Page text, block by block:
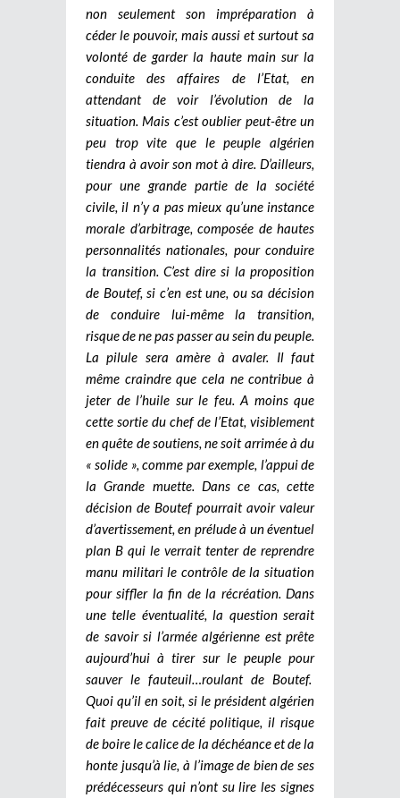
non seulement son impréparation à
céder le pouvoir, mais aussi et surtout sa
volonté de garder la haute main sur la
conduite des affaires de l’Etat, en
attendant de voir l’évolution de la
situation. Mais c’est oublier peut-être un
peu trop vite que le peuple algérien
tiendra à avoir son mot à dire. D’ailleurs,
pour une grande partie de la société
civile, il n’y a pas mieux qu’une instance
morale d’arbitrage, composée de hautes
personnalités nationales, pour conduire
la transition. C’est dire si la proposition
de Boutef, si c’en est une, ou sa décision
de conduire lui-même la transition,
risque de ne pas passer au sein du peuple.
La pilule sera amère à avaler. Il faut
même craindre que cela ne contribue à
jeter de l’huile sur le feu. A moins que
cette sortie du chef de l’Etat, visiblement
en quête de soutiens, ne soit arrimée à du
« solide », comme par exemple, l’appui de
la Grande muette. Dans ce cas, cette
décision de Boutef pourrait avoir valeur
d’avertissement, en prélude à un éventuel
plan B qui le verrait tenter de reprendre
manu militari le contrôle de la situation
pour siffler la fin de la récréation. Dans
une telle éventualité, la question serait
de savoir si l’armée algérienne est prête
aujourd’hui à tirer sur le peuple pour
sauver le fauteuil…roulant de Boutef.
Quoi qu’il en soit, si le président algérien
fait preuve de cécité politique, il risque
de boire le calice de la déchéance et de la
honte jusqu’à lie, à l’image de bien de ses
prédécesseurs qui n’ont su lire les signes